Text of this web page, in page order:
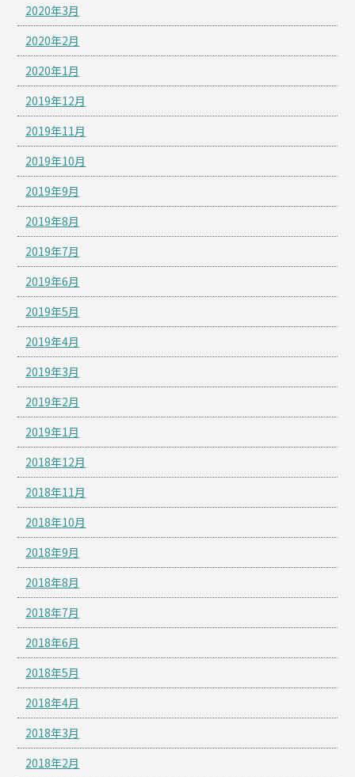
2020年3月
2020年2月
2020年1月
2019年12月
2019年11月
2019年10月
2019年9月
2019年8月
2019年7月
2019年6月
2019年5月
2019年4月
2019年3月
2019年2月
2019年1月
2018年12月
2018年11月
2018年10月
2018年9月
2018年8月
2018年7月
2018年6月
2018年5月
2018年4月
2018年3月
2018年2月